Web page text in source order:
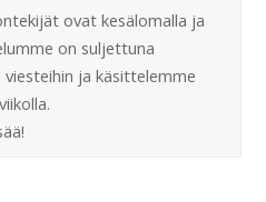
ovat kesälomalla ja
on suljettuna
viesteihin ja käsittelemme